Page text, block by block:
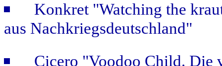
Konkret "Watching the
aus Nachkriegsdeutschland"
Cicero "Voodoo Child. Die